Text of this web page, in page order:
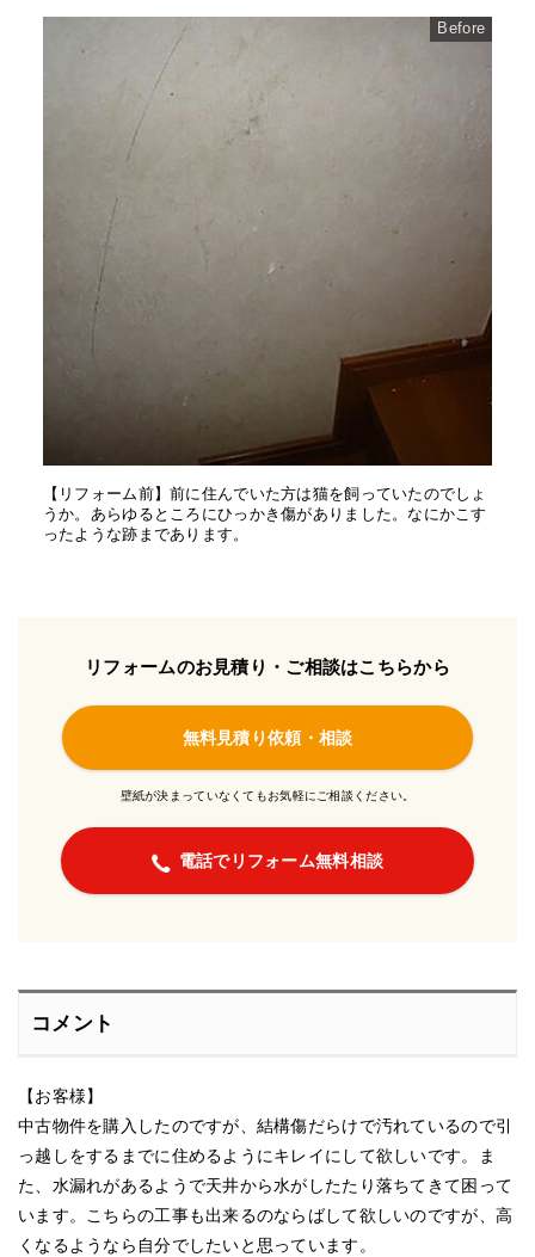
Before
【リフォーム前】前に住んでいた方は猫を飼っていたのでしょ
うか。あらゆるところにひっかき傷がありました。なにかこす
ったような跡まであります。
リフォームのお見積り・ご相談はこちらから
無料見積り依頼・相談
壁紙が決まっていなくてもお気軽にご相談ください。
電話でリフォーム無料相談
コメント
【お客様】
中古物件を購入したのですが、結構傷だらけで汚れているので引
っ越しをするまでに住めるようにキレイにして欲しいです。ま
た、水漏れがあるようで天井から水がしたたり落ちてきて困って
います。こちらの工事も出来るのならばして欲しいのですが、高
くなるようなら自分でしたいと思っています。